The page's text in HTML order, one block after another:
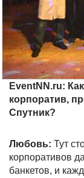
EventNN.ru:
корпоратив,
Спутник?
Любовь: Тут
корпоративов
банкетов, и